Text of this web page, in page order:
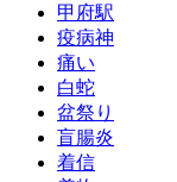
甲府駅
疫病神
痛い
白蛇
盆祭り
盲腸炎
着信